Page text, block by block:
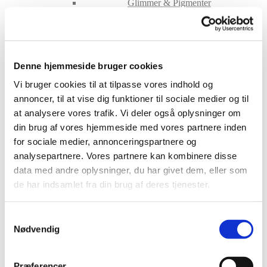
Denne hjemmeside bruger cookies
Vi bruger cookies til at tilpasse vores indhold og
annoncer, til at vise dig funktioner til sociale medier og til
at analysere vores trafik. Vi deler også oplysninger om
din brug af vores hjemmeside med vores partnere inden
for sociale medier, annonceringspartnere og
analysepartnere. Vores partnere kan kombinere disse
data med andre oplysninger, du har givet dem, eller som
de har indsamlet fra din brug af deres tjenester.
Nødvendig
Glimmer & Pigmenter
Maskiner og tilbehør
Stamping
Stickers
Striping Tape
Tipper & øvehænder
Værktøj
Water Decals
Valentinesdag
Jule Nailart
Kurser
Jelly Maske